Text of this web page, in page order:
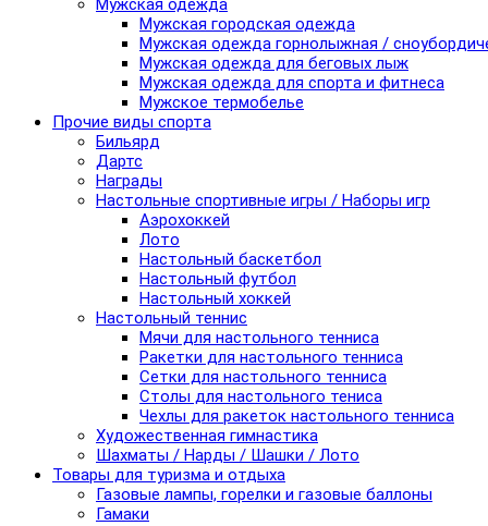
Мужская одежда
Мужская городская одежда
Мужская одежда горнолыжная /
Мужская одежда для беговых лыж
Мужская одежда для спорта и фитнеса
Мужское термобелье
Прочие виды спорта
Бильярд
Дартс
Награды
Настольные спортивные игры / Наборы игр
Аэрохоккей
Лото
Настольный баскетбол
Настольный футбол
Настольный хоккей
Настольный теннис
Мячи для настольного тенниса
Ракетки для настольного тенниса
Сетки для настольного тенниса
Столы для настольного тениса
Чехлы для ракеток настольного тенниса
Художественная гимнастика
Шахматы / Нарды / Шашки / Лото
Товары для туризма и отдыха
Газовые лампы, горелки и газовые баллоны
Гамаки